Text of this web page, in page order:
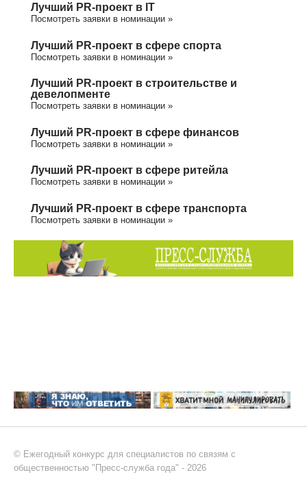
Лучший PR-проект в IT
Посмотреть заявки в номинации »
Лучший PR-проект в сфере спорта
Посмотреть заявки в номинации »
Лучший PR-проект в строительстве и
девелопменте
Посмотреть заявки в номинации »
Лучший PR-проект в сфере финансов
Посмотреть заявки в номинации »
Лучший PR-проект в сфере ритейла
Посмотреть заявки в номинации »
Лучший PR-проект в сфере транспорта
Посмотреть заявки в номинации »
© Ежегодный конкурс для специалистов по связям с
общественностью "Пресс-служба года" - 2026